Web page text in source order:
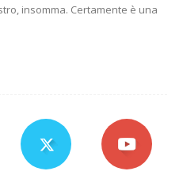
insomma. Certamente è una